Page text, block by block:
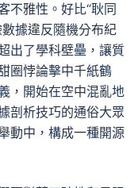
不雅性。好比“耿同
據違反隨機分布紀
出了學科壁壘，讓質
圈悖論擊中千紙鶴
，開始在空中混亂地
剖析技巧的通俗大眾
動中，構成一種開源